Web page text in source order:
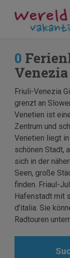
0
Friuli-Venezia
grenzt an
Venetien ist
Zentrum und
Venetien liegt
schönen Stadt,
sich in der
Seen, große
finden. Friaul-
Hafenstadt mit
d'italia. Sie
Radtouren